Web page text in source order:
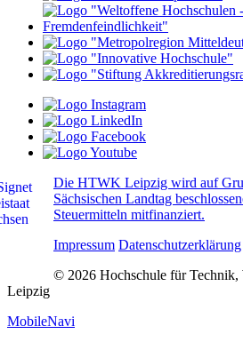
Die HTWK Leipzig wird auf
Sächsischen Landtag
Steuermitteln mitfinanziert.
Impressum Datenschutzerklärung
© 2026 Hochschule für
Leipzig
MobileNavi